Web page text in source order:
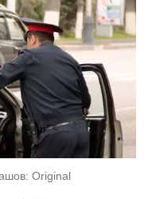
Original